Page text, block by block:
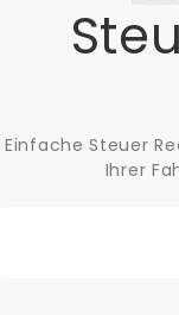
Einfache Steuer
Ihrer